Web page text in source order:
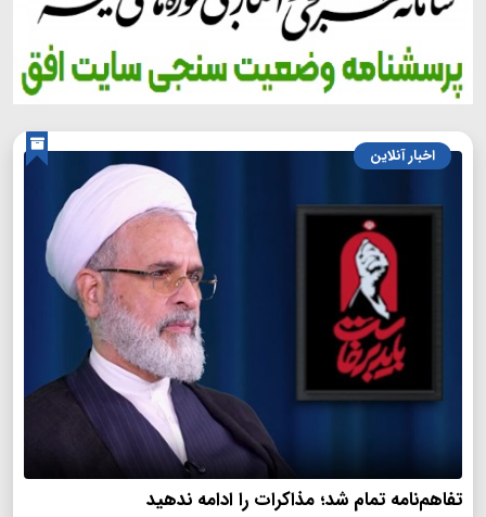
اخبار آنلاین
تفاهم‌نامه تمام شد؛ مذاکرات را ادامه ندهید